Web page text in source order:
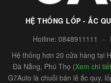
HỆ THỐNG LỐP - ẮC
Hotline: 0848911111 -
Hệ thống hơn 20 cửa hàng tại
Đà Nẵng, Phú Thọ (Xem chi tiết
G7Auto là chuỗi bán lẻ ắc quy,